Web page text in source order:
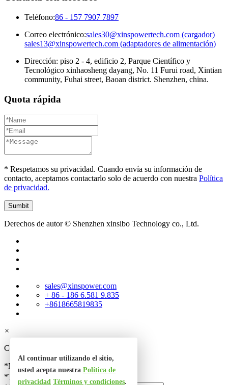
Teléfono:86 - 157 7907 7897
Correo electrónico:sales30@xinspowertech.com (cargador)
sales13@xinspowertech.com (adaptadores de alimentación)
Dirección: piso 2 - 4, edificio 2, Parque Científico y
Tecnológico xinhaosheng dayang, No. 11 Furui road, Xintian
community, Fuhai street, Baoan district. Shenzhen, china.
Quota rápida
* Respetamos su privacidad. Cuando envía su información de
contacto, aceptamos contactarlo solo de acuerdo con nuestra Política
de privacidad.
Derechos de autor © Shenzhen xinsibo Technology co., Ltd.
sales@xinspower.com
+ 86 - 186 6.581 9.835
+8618665819835
×
Contacta con nosotros
*Nombre
*Teléfono
Al continuar utilizando el sitio,
usted acepta nuestra Política de
privacidad Términos y condiciones.